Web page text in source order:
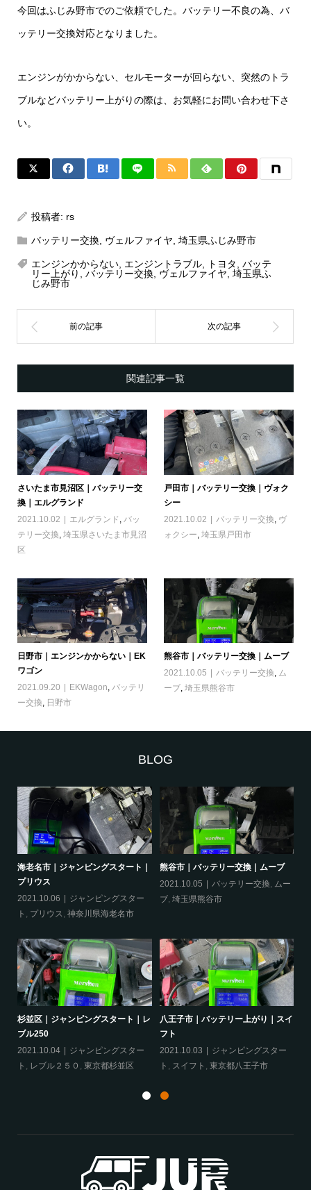
今回はふじみ野市でのご依頼でした。バッテリー不良の為、バ
ッテリー交換対応となりました。
エンジンがかからない、セルモーターが回らない、突然のトラ
ブルなどバッテリー上がりの際は、お気軽にお問い合わせ下さ
い。
投稿者: rs
バッテリー交換, ヴェルファイヤ, 埼玉県ふじみ野市
エンジンかからない, エンジントラブル, トヨタ, バッテ
リー上がり , バッテリー交換, ヴェルファイヤ, 埼玉県ふ
じみ野市
関連記事一覧
さいたま市見沼区｜バッテリー交
換｜エルグランド
2021.10.02
エルグランド
バッ
テリー交換 埼玉県さいたま市見沼
区
戸田市｜バッテリー交換｜ヴォク
シー
2021.10.02
バッテリー交換 ヴ
ォクシー ,埼玉県戸田市
日野市｜エンジンかからない｜EK
ワゴン
2021.09.20
EKWagon, バッテリ
ー交換, 日野市
熊谷市｜バッテリー交換｜ムーブ
2021.10.05
バッテリー交換, ム
ーブ,埼玉県熊谷市
BLOG
海老名市｜ジャンピングスタート｜
プリウス
2021.10.06
ジャンピングスター
ト , プリウス, 神奈川県海老名市
熊谷市｜バッテリー交換｜ムーブ
2021.10.05
バッテリー交換, ムー
ブ, 埼玉県熊谷市
杉並区｜ジャンピングスタート｜レ
ブル250
2021.10.04
ジャンピングスター
ト , レブル２５０ , 東京都杉並区
八王子市｜バッテリー上がり｜スイ
フト
2021.10.03
ジャンピングスター
ト , スイフト , 東京都八王子市